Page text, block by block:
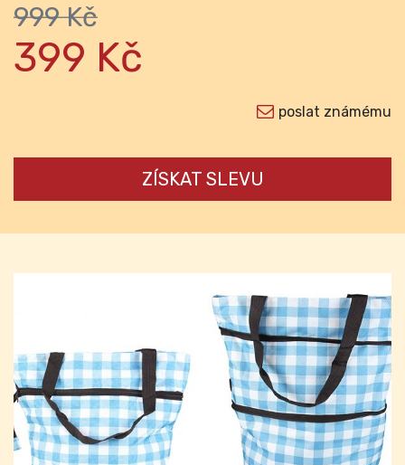
999 Kč
399 Kč
poslat známému
ZÍSKAT SLEVU